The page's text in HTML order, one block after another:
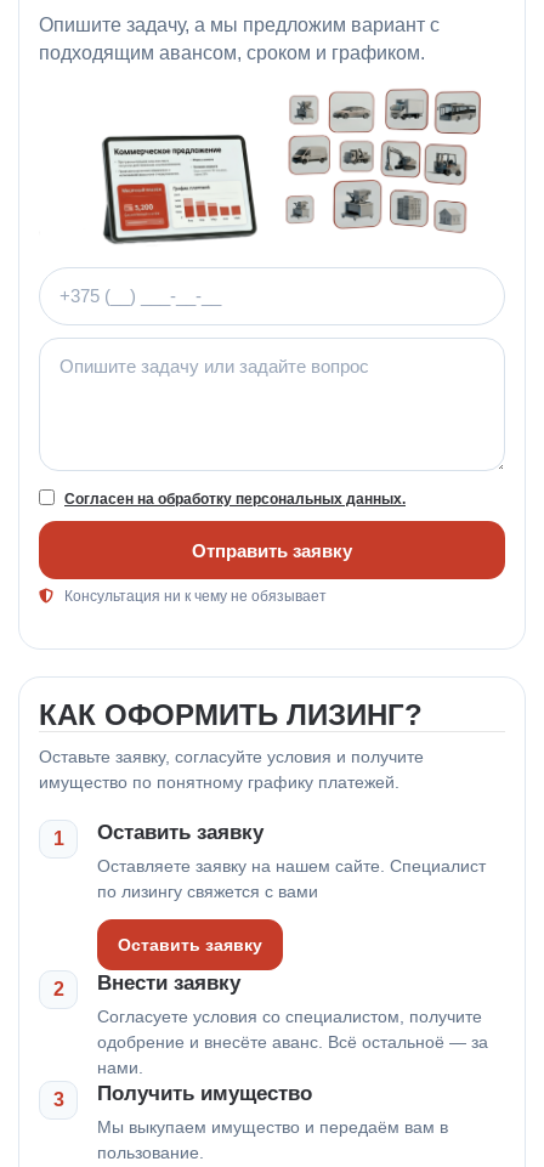
Опишите задачу, а мы предложим вариант с
подходящим авансом, сроком и графиком.
Телефон
Комментарий
Согласен на обработку персональных данных.
Отправить заявку
Консультация ни к чему не обязывает
КАК ОФОРМИТЬ ЛИЗИНГ?
Оставьте заявку, согласуйте условия и получите
имущество по понятному графику платежей.
1 Оставить заявку
Оставляете заявку на нашем сайте. Специалист
по лизингу свяжется с вами
Оставить заявку
2 Внести заявку
Согласуете условия со специалистом, получите
одобрение и внесёте аванс. Всё остальноё — за
нами.
3 Получить имущество
Мы выкупаем имущество и передаём вам в
пользование.